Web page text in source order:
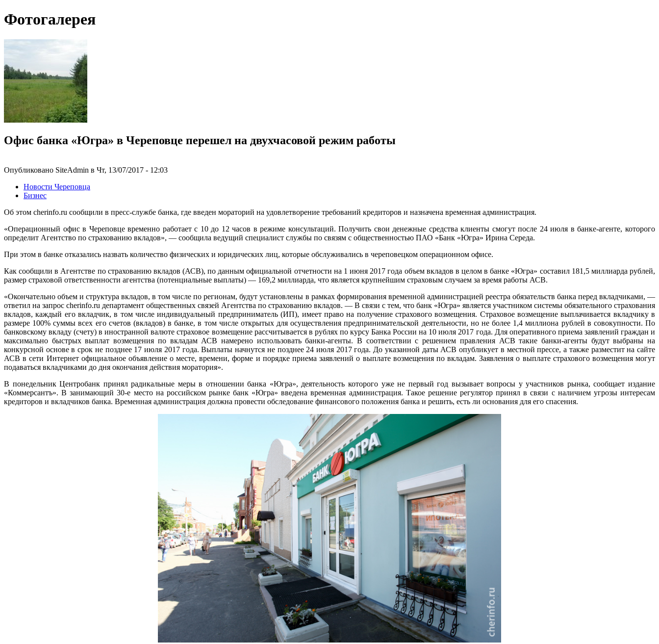
Фотогалерея
Офис банка «Югра» в Череповце перешел на двухчасовой режим работы
Опубликовано SiteAdmin в Чт, 13/07/2017 - 12:03
Новости Череповца
Бизнес
Об этом cherinfo.ru сообщили в пресс-службе банка, где введен мораторий на удовлетворение требований кредиторов и назначена временная администрация.
«Операционный офис в Череповце временно работает с 10 до 12 часов в режиме консультаций. Получить свои денежные средства клиенты смогут после 24 июля в банке-агенте, которого
определит Агентство по страхованию вкладов», — сообщила ведущий специалист службы по связям с общественностью ПАО «Банк «Югра» Ирина Середа.
При этом в банке отказались назвать количество физических и юридических лиц, которые обслуживались в череповецком операционном офисе.
Как сообщили в Агентстве по страхованию вкладов (АСВ), по данным официальной отчетности на 1 июня 2017 года объем вкладов в целом в банке «Югра» составил 181,5 миллиарда рублей,
размер страховой ответственности агентства (потенциальные выплаты) — 169,2 миллиарда, что является крупнейшим страховым случаем за время работы АСВ.
«Окончательно объем и структура вкладов, в том числе по регионам, будут установлены в рамках формирования временной администрацией реестра обязательств банка перед вкладчиками, —
ответил на запрос cherinfo.ru департамент общественных связей Агентства по страхованию вкладов. — В связи с тем, что банк «Югра» является участником системы обязательного страхования
вкладов, каждый его вкладчик, в том числе индивидуальный предприниматель (ИП), имеет право на получение страхового возмещения. Страховое возмещение выплачивается вкладчику в
размере 100% суммы всех его счетов (вкладов) в банке, в том числе открытых для осуществления предпринимательской деятельности, но не более 1,4 миллиона рублей в совокупности. По
банковскому вкладу (счету) в иностранной валюте страховое возмещение рассчитывается в рублях по курсу Банка России на 10 июля 2017 года. Для оперативного приема заявлений граждан и
максимально быстрых выплат возмещения по вкладам АСВ намерено использовать банки-агенты. В соответствии с решением правления АСВ такие банки-агенты будут выбраны на
конкурсной основе в срок не позднее 17 июля 2017 года. Выплаты начнутся не позднее 24 июля 2017 года. До указанной даты АСВ опубликует в местной прессе, а также разместит на сайте
АСВ в сети Интернет официальное объявление о месте, времени, форме и порядке приема заявлений о выплате возмещения по вкладам. Заявления о выплате страхового возмещения могут
подаваться вкладчиками до дня окончания действия моратория».
В понедельник Центробанк принял радикальные меры в отношении банка «Югра», деятельность которого уже не первый год вызывает вопросы у участников рынка, сообщает издание
«Коммерсантъ». В занимающий 30-е место на российском рынке банк «Югра» введена временная администрация. Такое решение регулятор принял в связи с наличием угрозы интересам
кредиторов и вкладчиков банка. Временная администрация должна провести обследование финансового положения банка и решить, есть ли основания для его спасения.